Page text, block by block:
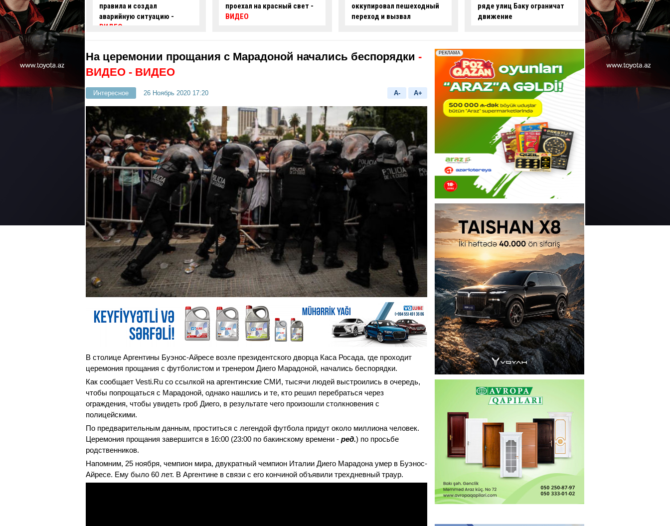
создал
ситуацию -
проехал на красный свет -
ВИДЕО
оккупировал пешеходный
переход и вызвал
ряде улиц Баку ограничат
движение
опасные действия за рулем
-ВИДЕО
произошло
ДТП:есть
пострадавший
На церемонии прощания с Марадоной начались беспорядки -
ВИДЕО - ВИДЕО
Интересное 26 Ноябрь 2020 17:20 A- A+
В столице Аргентины Буэнос-Айресе возле президентского дворца Каса Росада, где проходит
церемония прощания с футболистом и тренером Диего Марадоной, начались беспорядки.
Как сообщает Vesti.Ru со ссылкой на аргентинские СМИ, тысячи людей выстроились в очередь,
чтобы попрощаться с Марадоной, однако нашлись и те, кто решил перебраться через
ограждения, чтобы увидеть гроб Диего, в результате чего произошли столкновения с
полицейскими.
По предварительным данным, проститься с легендой футбола придут около миллиона человек.
Церемония прощания завершится в 16:00 (23:00 по бакинскому времени - ред.) по просьбе
родственников.
Напомним, 25 ноября, чемпион мира, двукратный чемпион Италии Диего Марадона умер в Буэнос-
Айресе. Ему было 60 лет. В Аргентине в связи с его кончиной объявили трехдневный траур.